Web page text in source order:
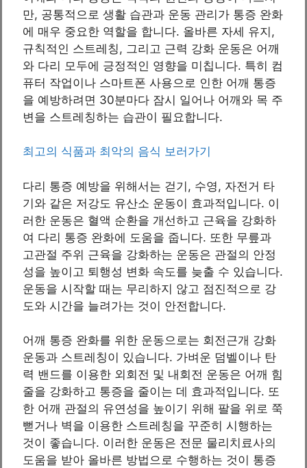
만, 공통적으로 생활 습관과 운동 관리가 통증 완화
에 매우 중요한 역할을 합니다. 올바른 자세 유지,
규칙적인 스트레칭, 그리고 근력 강화 운동은 어깨
와 다리 모두에 긍정적인 영향을 미칩니다. 특히 컴
퓨터 작업이나 스마트폰 사용으로 인한 어깨 통증
을 예방하려면 30분마다 잠시 일어나 어깨와 목 주
변을 스트레칭하는 습관이 필요합니다.
최고의 식품과 최악의 음식 보러가기
다리 통증 예방을 위해서는 걷기, 수영, 자전거 타
기와 같은 저강도 유산소 운동이 효과적입니다. 이
러한 운동은 혈액 순환을 개선하고 근육을 강화하
여 다리 통증 완화에 도움을 줍니다. 또한 무릎과
고관절 주위 근육을 강화하는 운동은 관절의 안정
성을 높이고 퇴행성 변화 속도를 늦출 수 있습니다.
운동을 시작할 때는 무리하지 않고 점진적으로 강
도와 시간을 늘려가는 것이 안전합니다.
어깨 통증 완화를 위한 운동으로는 회전근개 강화
운동과 스트레칭이 있습니다. 가벼운 덤벨이나 탄
력 밴드를 이용한 외회전 및 내회전 운동은 어깨 힘
줄을 강화하고 통증을 줄이는 데 효과적입니다. 또
한 어깨 관절의 유연성을 높이기 위해 팔을 위로 쭉
뻗거나 벽을 이용한 스트레칭을 꾸준히 시행하는
것이 좋습니다. 이러한 운동은 전문 물리치료사의
도움을 받아 올바른 방법으로 수행하는 것이 통증